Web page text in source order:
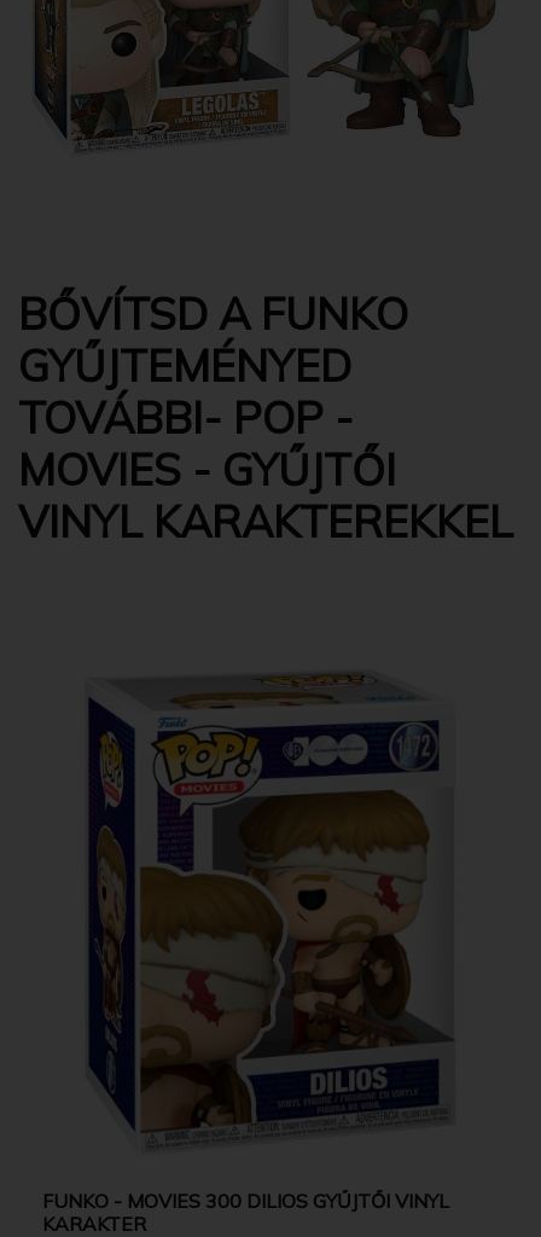
BŐVÍTSD A FUNKO
GYŰJTEMÉNYED
TOVÁBBI- POP -
MOVIES - GYŰJTŐI
VINYL KARAKTEREKKEL
FUNKO - MOVIES 300 DILIOS GYŰJTŐI VINYL
KARAKTER